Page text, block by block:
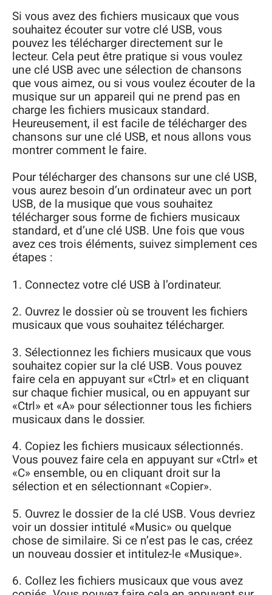
Si vous avez des fichiers musicaux que vous
souhaitez écouter sur votre clé USB, vous
pouvez les télécharger directement sur le
lecteur. Cela peut être pratique si vous voulez
une clé USB avec une sélection de chansons
que vous aimez, ou si vous voulez écouter de la
musique sur un appareil qui ne prend pas en
charge les fichiers musicaux standard.
Heureusement, il est facile de télécharger des
chansons sur une clé USB, et nous allons vous
montrer comment le faire.
Pour télécharger des chansons sur une clé USB,
vous aurez besoin d’un ordinateur avec un port
USB, de la musique que vous souhaitez
télécharger sous forme de fichiers musicaux
standard, et d’une clé USB. Une fois que vous
avez ces trois éléments, suivez simplement ces
étapes :
1. Connectez votre clé USB à l’ordinateur.
2. Ouvrez le dossier où se trouvent les fichiers
musicaux que vous souhaitez télécharger.
3. Sélectionnez les fichiers musicaux que vous
souhaitez copier sur la clé USB. Vous pouvez
faire cela en appuyant sur «Ctrl» et en cliquant
sur chaque fichier musical, ou en appuyant sur
«Ctrl» et «A» pour sélectionner tous les fichiers
musicaux dans le dossier.
4. Copiez les fichiers musicaux sélectionnés.
Vous pouvez faire cela en appuyant sur «Ctrl» et
«C» ensemble, ou en cliquant droit sur la
sélection et en sélectionnant «Copier».
5. Ouvrez le dossier de la clé USB. Vous devriez
voir un dossier intitulé «Music» ou quelque
chose de similaire. Si ce n’est pas le cas, créez
un nouveau dossier et intitulez-le «Musique».
6. Collez les fichiers musicaux que vous avez